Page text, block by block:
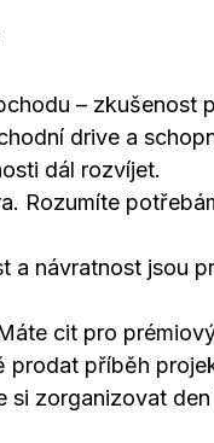
– zkušenost
drive a
dál rozvíjet.
Rozumíte
a návratnost jsou
cit pro
příběh
zorganizovat